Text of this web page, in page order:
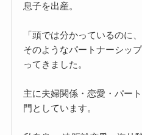
息子を出産。
「頭では分かっているのに
そのようなパートナーシッ
ってきました。
主に夫婦関係・恋愛・パー
門としています。